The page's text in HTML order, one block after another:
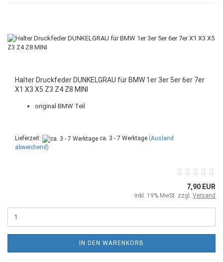
Halter Druckfeder DUNKELGRAU für BMW 1er 3er 5er 6er 7er
X1 X3 X5 Z3 Z4 Z8 MINI
original BMW Teil
Lieferzeit: ca. 3 - 7 Werktage (Ausland
abweichend)
7,90 EUR
inkl. 19% MwSt. zzgl. Versand
IN DEN WARENKORB